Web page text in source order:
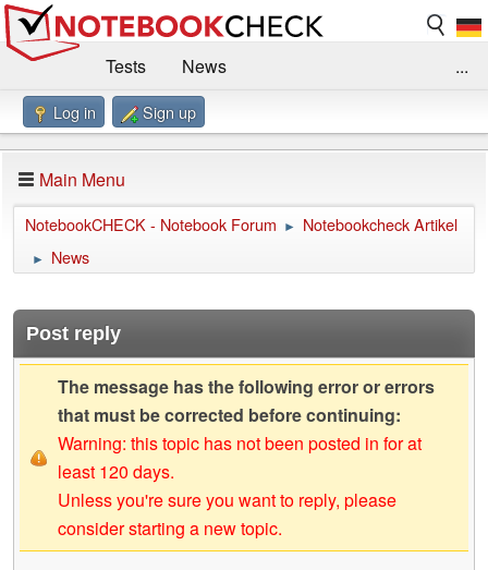
Tests
News
Benchmarks / Technik
Forum
Impressum
...
Log in Sign up
Main Menu
NotebookCHECK - Notebook Forum ► Notebookcheck Artikel
► News
Post reply
The message has the following error or errors
that must be corrected before continuing:
Warning: this topic has not been posted in for at
least 120 days.
Unless you're sure you want to reply, please
consider starting a new topic.